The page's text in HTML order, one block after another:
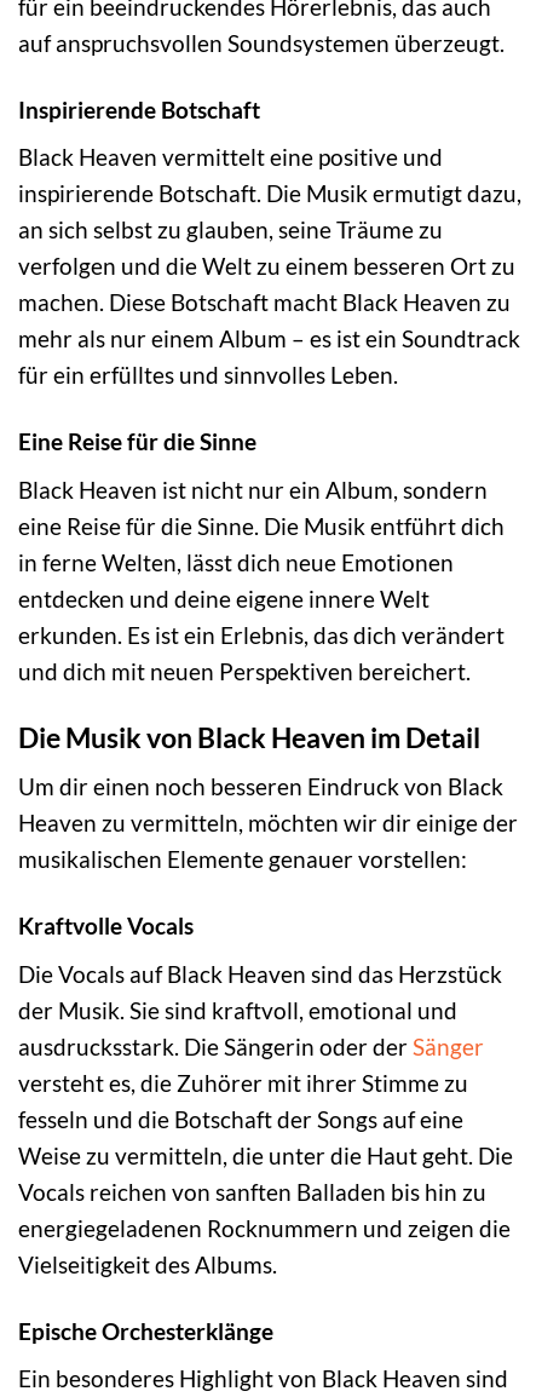
für ein beeindruckendes Hörerlebnis, das auch
auf anspruchsvollen Soundsystemen überzeugt.
Inspirierende Botschaft
Black Heaven vermittelt eine positive und
inspirierende Botschaft. Die Musik ermutigt dazu,
an sich selbst zu glauben, seine Träume zu
verfolgen und die Welt zu einem besseren Ort zu
machen. Diese Botschaft macht Black Heaven zu
mehr als nur einem Album – es ist ein Soundtrack
für ein erfülltes und sinnvolles Leben.
Eine Reise für die Sinne
Black Heaven ist nicht nur ein Album, sondern
eine Reise für die Sinne. Die Musik entführt dich
in ferne Welten, lässt dich neue Emotionen
entdecken und deine eigene innere Welt
erkunden. Es ist ein Erlebnis, das dich verändert
und dich mit neuen Perspektiven bereichert.
Die Musik von Black Heaven im Detail
Um dir einen noch besseren Eindruck von Black
Heaven zu vermitteln, möchten wir dir einige der
musikalischen Elemente genauer vorstellen:
Kraftvolle Vocals
Die Vocals auf Black Heaven sind das Herzstück
der Musik. Sie sind kraftvoll, emotional und
ausdrucksstark. Die Sängerin oder derSänger
versteht es, die Zuhörer mit ihrer Stimme zu
fesseln und die Botschaft der Songs auf eine
Weise zu vermitteln, die unter die Haut geht. Die
Vocals reichen von sanften Balladen bis hin zu
energiegeladenen Rocknummern und zeigen die
Vielseitigkeit des Albums.
Epische Orchesterklänge
Ein besonderes Highlight von Black Heaven sind